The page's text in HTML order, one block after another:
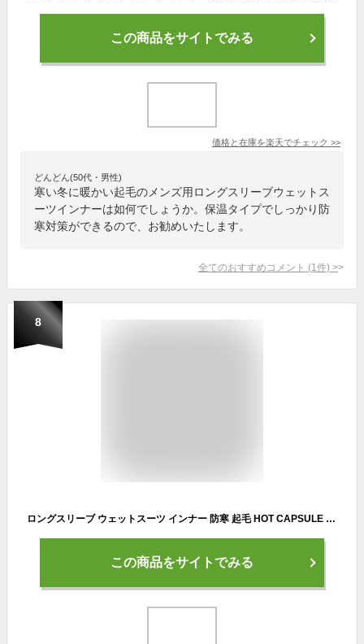
この商品をサイトでみる
価格と在庫を楽天でチェック >>
どんどん(50代・男性)
寒い冬に暖かい起毛のメンズ用ロングスリーブウェットス
ーツインナーは如何でしょうか。保温タイプでしっかり防
寒対策ができるので、お勧めいたします。
全てのおすすめコメント (1 件) >
8
ロングスリーブ ウェットスーツ インナー 防寒 起毛 HOT CAPSULE ホットカプセル P2ヒートロン メンズ サーフィン ダイビング ラッシュガード 冬 保温 グッズ ウィンターアイテム
この商品をサイトでみる